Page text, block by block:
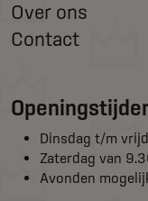
Over ons
Contact
Dinsdag t/m
Zaterdag van
Avonden